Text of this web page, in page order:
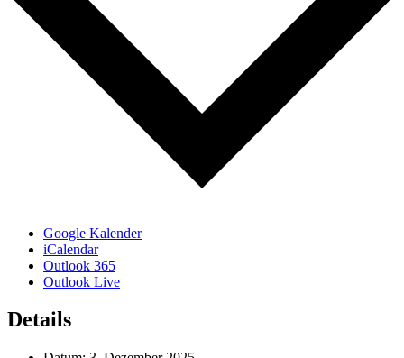
Google Kalender
iCalendar
Outlook 365
Outlook Live
Details